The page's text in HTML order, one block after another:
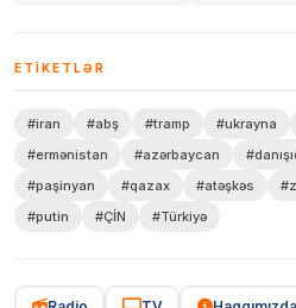
ETIKETLƏR
#iran #abş #tramp #ukrayna
#ermənistan
#azərbaycan
#paşinyan
#qazax #atəşkəs
#putin
#ÇİN #Türkiyə